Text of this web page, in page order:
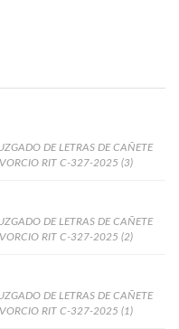
DE LETRAS DE CAÑETE
RIT C-327-2025 (3)
DE LETRAS DE CAÑETE
RIT C-327-2025 (2)
DE LETRAS DE CAÑETE
RIT C-327-2025 (1)